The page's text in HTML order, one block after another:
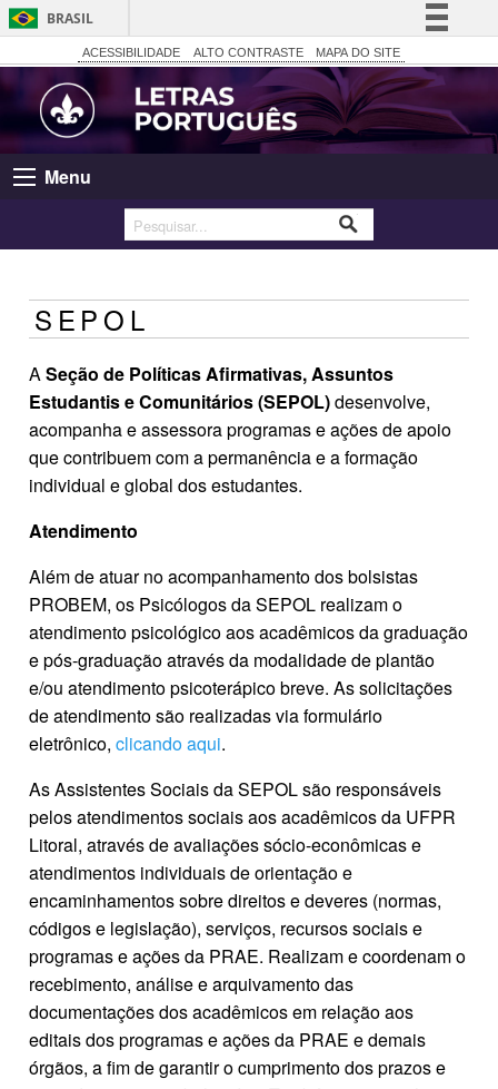
BRASIL
Simplifique!
Comunica BR
Participe
Acesso à informação
Canais
ACESSIBILIDADE ALTO CONTRASTE MAPA DO SITE
Menu
SEPOL
ASeção de Políticas Afirmativas, Assuntos
Estudantis e Comunitários (SEPOL)desenvolve,
acompanha e assessora programas e ações de apoio
que contribuem com a permanência e a formação
individual e global dos estudantes.
Atendimento
Além de atuar no acompanhamento dos bolsistas
PROBEM, os Psicólogos da SEPOL realizam o
atendimento psicológico aos acadêmicos da graduação
e pós-graduação através da modalidade de plantão
e/ou atendimento psicoterápico breve. As solicitações
de atendimento são realizadas via formulário
eletrônico, clicando aqui.
As Assistentes Sociais da SEPOL são responsáveis
pelos atendimentos sociais aos acadêmicos da UFPR
Litoral, através de avaliações sócio-econômicas e
atendimentos individuais de orientação e
encaminhamentos sobre direitos e deveres (normas,
códigos e legislação), serviços, recursos sociais e
programas e ações da PRAE. Realizam e coordenam o
recebimento, análise e arquivamento das
documentações dos acadêmicos em relação aos
editais dos programas e ações da PRAE e demais
órgãos, a fim de garantir o cumprimento dos prazos e